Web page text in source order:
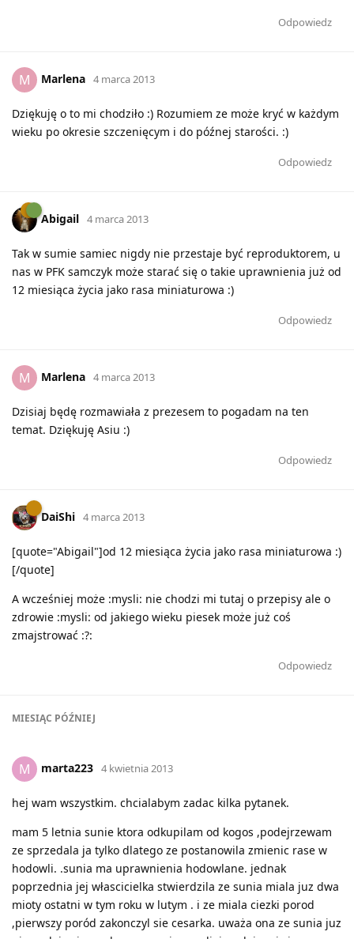
Odpowiedz
M Marlena 4 marca 2013
Dziękuję o to mi chodziło :) Rozumiem ze może kryć w każdym
wieku po okresie szczenięcym i do późnej starości. :)
Odpowiedz
Abigail 4 marca 2013
Tak w sumie samiec nigdy nie przestaje być reproduktorem, u
nas w PFK samczyk może starać się o takie uprawnienia już od
12 miesiąca życia jako rasa miniaturowa :)
Odpowiedz
M Marlena 4 marca 2013
Dzisiaj będę rozmawiała z prezesem to pogadam na ten
temat. Dziękuję Asiu :)
Odpowiedz
DaiShi 4 marca 2013
[quote="Abigail"]od 12 miesiąca życia jako rasa miniaturowa :)
[/quote]
A wcześniej może :mysli: nie chodzi mi tutaj o przepisy ale o
zdrowie :mysli: od jakiego wieku piesek może już coś
zmajstrować :?:
Odpowiedz
MIESIĄC PÓŹNIEJ
M marta223 4 kwietnia 2013
hej wam wszystkim. chcialabym zadac kilka pytanek.
mam 5 letnia sunie ktora odkupilam od kogos ,podejrzewam
ze sprzedala ja tylko dlatego ze postanowila zmienic rase w
hodowli. .sunia ma uprawnienia hodowlane. jednak
poprzednia jej włascicielka stwierdzila ze sunia miala juz dwa
mioty ostatni w tym roku w lutym . i ze miala ciezki porod
,pierwszy poród zakonczyl sie cesarka. uważa ona ze sunia juz